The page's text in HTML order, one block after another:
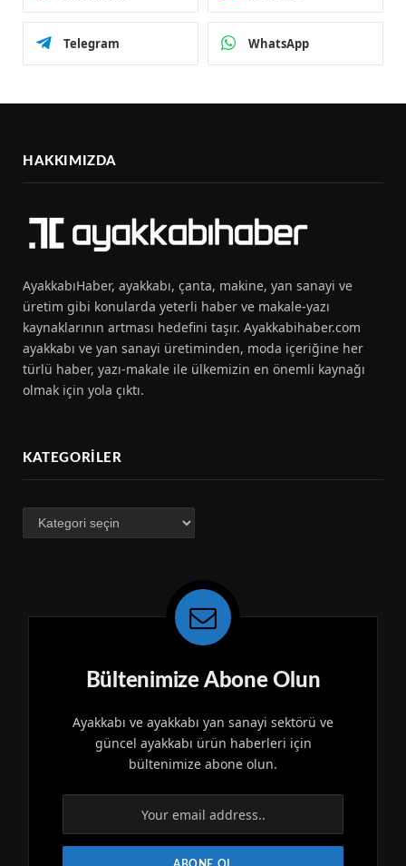
Telegram WhatsApp
HAKKIMIZDA
AyakkabıHaber, ayakkabı, çanta, makine, yan sanayi ve
üretim gibi konularda yeterli haber ve makale-yazı
kaynaklarının artması hedefini taşır. Ayakkabihaber.com
ayakkabı ve yan sanayi üretiminden, moda içeriğine her
türlü haber, yazı-makale ile ülkemizin en önemli kaynağı
olmak için yola çıktı.
KATEGORILER
Kategoriler
Bültenimize Abone Olun
Ayakkabı ve ayakkabı yan sanayi sektörü ve
güncel ayakkabı ürün haberleri için
bültenimize abone olun.